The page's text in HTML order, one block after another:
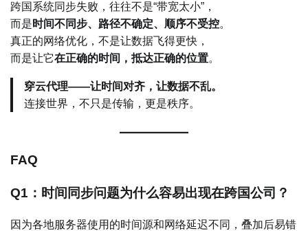
跨国系统同步失败，往往不是“带宽太小”，
而是 时间不同步、路径不确定、顺序不受控。
真正的网络优化，不是让数据飞得更快，
而是让它在正确的时间，抵达正确的位置。
穿云代理——让时间对齐，让数据不乱。
连接世界，不只是传输，更是秩序。
FAQ
Q1：时间同步问题为什么容易出现在跨国公司？
因为各地服务器使用的时间源和网络延迟不同，叠加后易错